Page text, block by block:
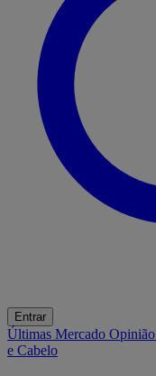
Entrar
Últimas Mercado Opinião
e Cabelo